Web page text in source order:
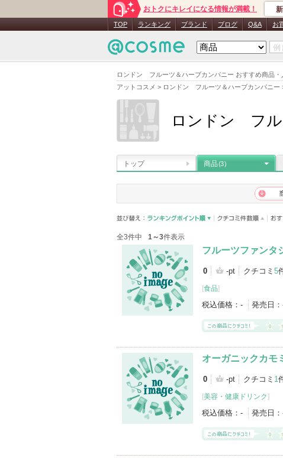
ロンドン フルーツ＆ハーブカンパニー おすすめ商品・
アットコスメ > ロンドン フルーツ＆ハーブカンパニー
おトクにキレイになる情報が満載！
TOP ランキング ブランド ブログ Q&A お
ロンドン フル
トップ 商品(3)
全3件中 1～3件表示
フルーツファンタ
0 -pt クチコミ 5
[食品]
税込価格： - 発売日：
オーガニックカモ
0 -pt クチコミ 1
[美容・健康ドリンク]
税込価格： - 発売日：